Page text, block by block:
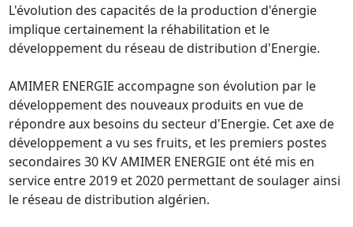
L'évolution des capacités de la production d'énergie
implique certainement la réhabilitation et le
développement du réseau de distribution d'Energie.
AMIMER ENERGIE accompagne son évolution par le
développement des nouveaux produits en vue de
répondre aux besoins du secteur d'Energie. Cet axe de
développement a vu ses fruits, et les premiers postes
secondaires 30 KV AMIMER ENERGIE ont été mis en
service entre 2019 et 2020 permettant de soulager ainsi
le réseau de distribution algérien.